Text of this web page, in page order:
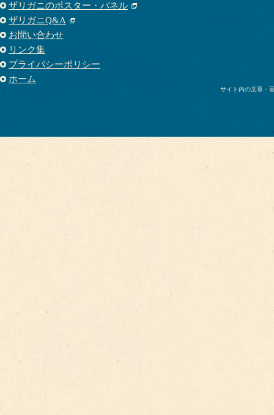
ザリガニのポスター・パネル
ザリガニQ&A
お問い合わせ
リンク集
プライバシーポリシー
ホーム
サイト内の文章・